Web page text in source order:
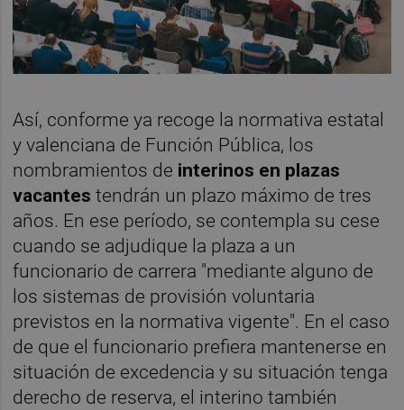
Así, conforme ya recoge la normativa estatal
y valenciana de Función Pública, los
nombramientos de interinos en plazas
vacantes tendrán un plazo máximo de tres
años. En ese período, se contempla su cese
cuando se adjudique la plaza a un
funcionario de carrera "mediante alguno de
los sistemas de provisión voluntaria
previstos en la normativa vigente". En el caso
de que el funcionario prefiera mantenerse en
situación de excedencia y su situación tenga
derecho de reserva, el interino también